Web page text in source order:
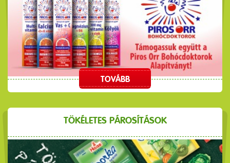
TOVÁBB
TÖKÉLETES PÁROSÍTÁSOK